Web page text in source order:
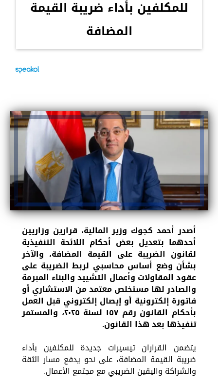
للمكلفين بأداء ضريبة القيمة
المضافة
أصدر أحمد كجوك وزير المالية، قرارين وزاريين
أحدهما بتعديل بعض أحكام اللائحة التنفيذية
لقانون الضريبة على القيمة المضافة، والآخر
بشأن وضع أساس محاسبي لربط الضريبة على
عقود المقاولات وأعمال التشييد والبناء المبرمة
والصادر لها مستخلص معتمد من الاستشاري أو
فاتورة إلكترونية أو إيصال إلكتروني قبل العمل
بأحكام القانون رقم ١٥٧ لسنة ٢٠٢٥، والمستمر
تنفيذها بعد هذا القانون.
يتضمن القراران تيسيرات جديدة للمكلفين بأداء
ضريبة القيمة المضافة، على نحو يدفع مسار الثقة
والشراكة واليقين الضريبي مع مجتمع الأعمال.